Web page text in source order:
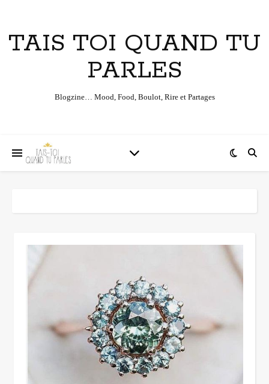
TAIS TOI QUAND TU
PARLES
Blogzine… Mood, Food, Boulot, Rire et Partages